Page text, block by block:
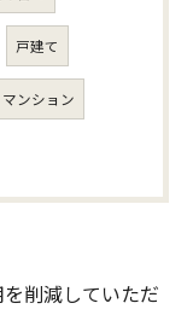
戸建て
マンション
削減していただ